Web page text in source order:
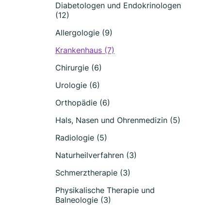
Diabetologen und Endokrinologen
(12)
Allergologie (9)
Krankenhaus (7)
Chirurgie (6)
Urologie (6)
Orthopädie (6)
Hals, Nasen und Ohrenmedizin (5)
Radiologie (5)
Naturheilverfahren (3)
Schmerztherapie (3)
Physikalische Therapie und
Balneologie (3)